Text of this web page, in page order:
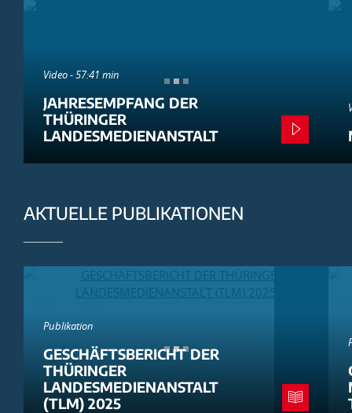
Video - 57:41 min
JAHRESEMPFANG DER
THÜRINGER
LANDESMEDIENANSTALT
AKTUELLE PUBLIKATIONEN
Publikation
GESCHÄFTSBERICHT DER
THÜRINGER
LANDESMEDIENANSTALT
(TLM) 2025